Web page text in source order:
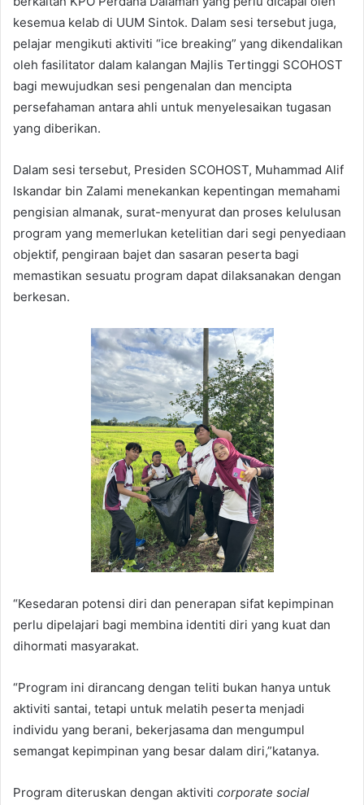
kesemua kelab di UUM Sintok. Dalam sesi tersebut juga,
pelajar mengikuti aktiviti “ice breaking” yang dikendalikan
oleh fasilitator dalam kalangan Majlis Tertinggi SCOHOST
bagi mewujudkan sesi pengenalan dan mencipta
persefahaman antara ahli untuk menyelesaikan tugasan
yang diberikan.
Dalam sesi tersebut, Presiden SCOHOST, Muhammad Alif
Iskandar bin Zalami menekankan kepentingan memahami
pengisian almanak, surat-menyurat dan proses kelulusan
program yang memerlukan ketelitian dari segi penyediaan
objektif, pengiraan bajet dan sasaran peserta bagi
memastikan sesuatu program dapat dilaksanakan dengan
berkesan.
“Kesedaran potensi diri dan penerapan sifat kepimpinan
perlu dipelajari bagi membina identiti diri yang kuat dan
dihormati masyarakat.
“Program ini dirancang dengan teliti bukan hanya untuk
aktiviti santai, tetapi untuk melatih peserta menjadi
individu yang berani, bekerjasama dan mengumpul
semangat kepimpinan yang besar dalam diri,”katanya.
Program diteruskan dengan aktiviti corporate social